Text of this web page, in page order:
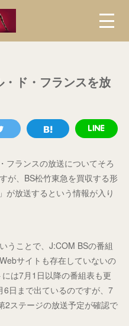
ド・フランスを放
フランスの放送についてそろ
が、BS松竹東急を買収する形
が放送するという情報が入り
うことで、J:COM BSの番組
サイトも存在していないの
は7月1日以降の番組表も更
日まで出ているのですが、7
2ステージの放送予定が確認で